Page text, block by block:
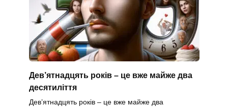
Дев’ятнадцять років – це вже майже два
десятиліття
Дев’ятнадцять років – це вже майже два